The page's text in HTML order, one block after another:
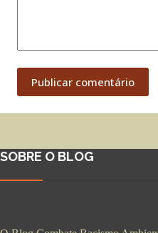
Publicar comentário
SOBRE O BLOG